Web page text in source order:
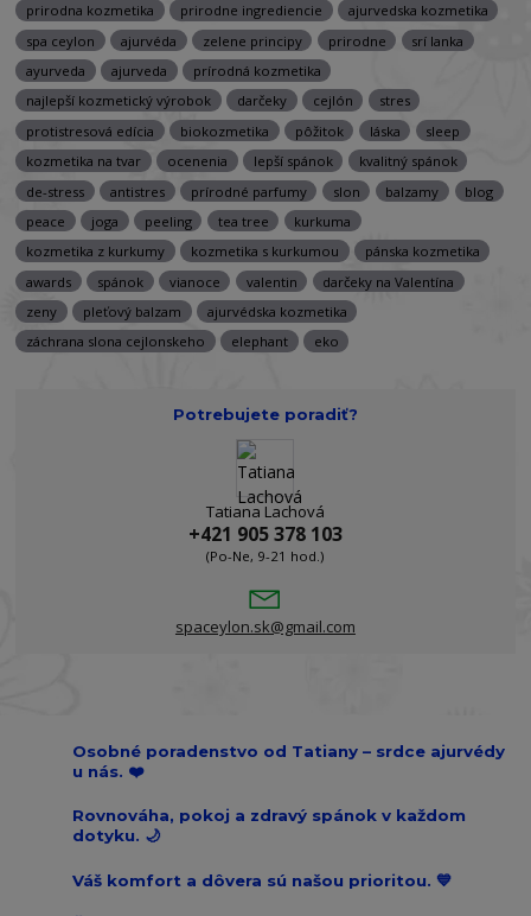
prirodna kozmetika prirodne ingrediencie
ajurvedska kozmetika
spa ceylon
ajurvéda zelene principy prirodne
srí lanka
ayurveda
ajurveda
prírodná kozmetika
najlepší kozmetický výrobok
darčeky cejlón
stres
protistresová edícia
biokozmetika pôžitok láska
sleep
kozmetika na tvar
ocenenia lepší spánok
kvalitný spánok
de-stress
antistres prírodné parfumy slon balzamy
blog
peace
joga peeling tea tree
kurkuma
kozmetika z kurkumy
kozmetika s kurkumou
pánska kozmetika
awards
spánok vianoce valentin
darčeky na Valentína
zeny
pleťový balzam
ajurvédska kozmetika
záchrana slona cejlonskeho
elephant eko
Potrebujete poradiť?
Tatiana Lachová
+421 905 378 103
(Po-Ne, 9-21 hod.)
spaceylon.sk@gmail.com
Osobné poradenstvo od Tatiany – srdce ajurvédy
u nás. ❤️
Rovnováha, pokoj a zdravý spánok v každom
dotyku. 🌙
Váš komfort a dôvera sú našou prioritou. 💙